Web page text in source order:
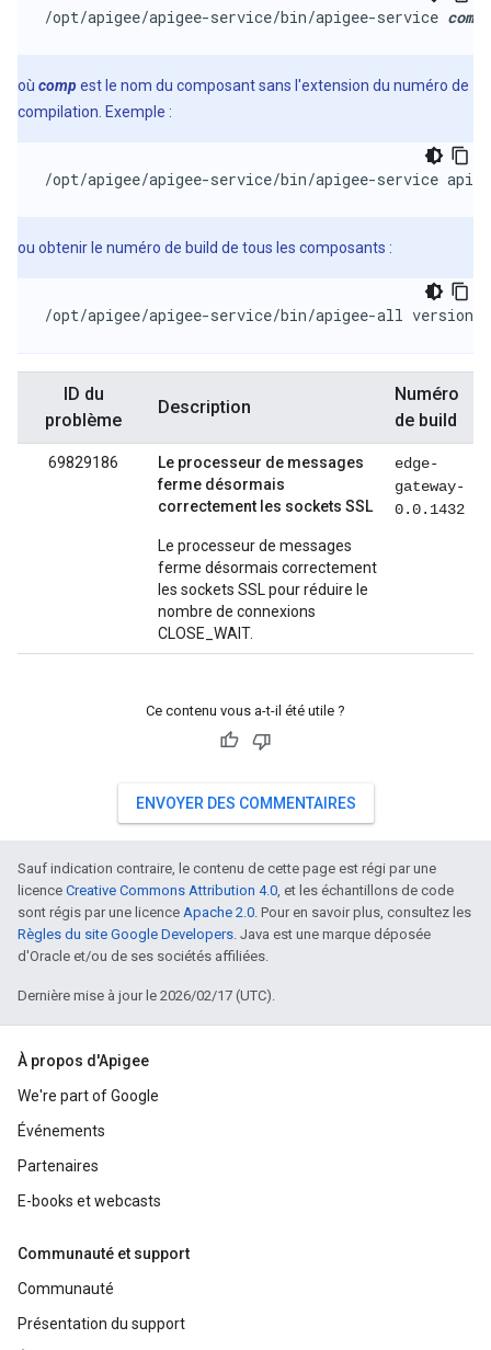
/opt/apigee/apigee-service/bin/apigee-service comp
où compest le nom du composant sans l'extension du numéro de
compilation. Exemple :
/opt/apigee/apigee-service/bin/apigee-service
ou obtenir le numéro de build de tous les composants :
/opt/apigee/apigee-service/bin/apigee-all version
ID du
problème
Description
Numéro
de build
69829186
Le processeur de messages
ferme désormais
correctement les sockets SSL
Le processeur de messages
ferme désormais correctement
les sockets SSL pour réduire le
nombre de connexions
CLOSE_WAIT.
edge-
gateway-
0.0.1432
Ce contenu vous a-t-il été utile ?
ENVOYER DES COMMENTAIRES
Sauf indication contraire, le contenu de cette page est régi par une
licence Creative Commons Attribution 4.0, et les échantillons de code
sont régis par une licence Apache 2.0. Pour en savoir plus, consultez les
Règles du site Google Developers. Java est une marque déposée
d'Oracle et/ou de ses sociétés affiliées.
Dernière mise à jour le 2026/02/17 (UTC).
À propos d'Apigee
We're part of Google
Événements
Partenaires
E-books et webcasts
Communauté et support
Communauté
Présentation du support